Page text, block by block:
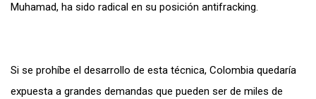
Muhamad, ha sido radical en su posición antifracking.
Si se prohíbe el desarrollo de esta técnica, Colombia quedaría
expuesta a grandes demandas que pueden ser de miles de